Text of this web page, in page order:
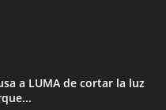
a LUMA de cortar la luz